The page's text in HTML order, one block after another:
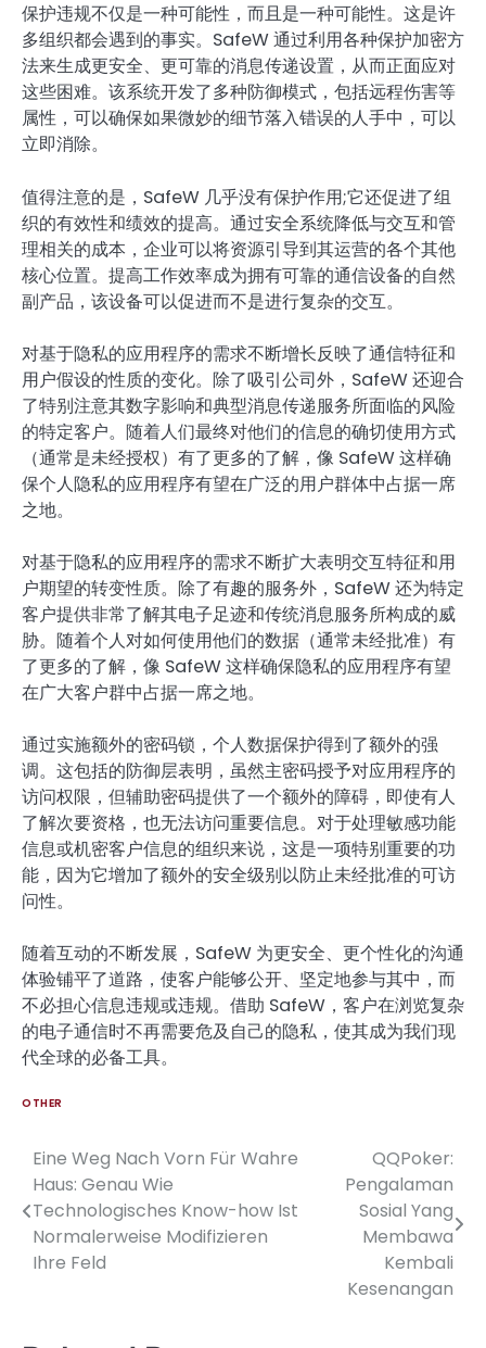
保护违规不仅是一种可能性，而且是一种可能性。这是许
多组织都会遇到的事实。SafeW 通过利用各种保护加密方
法来生成更安全、更可靠的消息传递设置，从而正面应对
这些困难。该系统开发了多种防御模式，包括远程伤害等
属性，可以确保如果微妙的细节落入错误的人手中，可以
立即消除。
值得注意的是，SafeW 几乎没有保护作用;它还促进了组
织的有效性和绩效的提高。通过安全系统降低与交互和管
理相关的成本，企业可以将资源引导到其运营的各个其他
核心位置。提高工作效率成为拥有可靠的通信设备的自然
副产品，该设备可以促进而不是进行复杂的交互。
对基于隐私的应用程序的需求不断增长反映了通信特征和
用户假设的性质的变化。除了吸引公司外，SafeW 还迎合
了特别注意其数字影响和典型消息传递服务所面临的风险
的特定客户。随着人们最终对他们的信息的确切使用方式
（通常是未经授权）有了更多的了解，像 SafeW 这样确
保个人隐私的应用程序有望在广泛的用户群体中占据一席
之地。
对基于隐私的应用程序的需求不断扩大表明交互特征和用
户期望的转变性质。除了有趣的服务外，SafeW 还为特定
客户提供非常了解其电子足迹和传统消息服务所构成的威
胁。随着个人对如何使用他们的数据（通常未经批准）有
了更多的了解，像 SafeW 这样确保隐私的应用程序有望
在广大客户群中占据一席之地。
通过实施额外的密码锁，个人数据保护得到了额外的强
调。这包括的防御层表明，虽然主密码授予对应用程序的
访问权限，但辅助密码提供了一个额外的障碍，即使有人
了解次要资格，也无法访问重要信息。对于处理敏感功能
信息或机密客户信息的组织来说，这是一项特别重要的功
能，因为它增加了额外的安全级别以防止未经批准的可访
问性。
随着互动的不断发展，SafeW 为更安全、更个性化的沟通
体验铺平了道路，使客户能够公开、坚定地参与其中，而
不必担心信息违规或违规。借助 SafeW，客户在浏览复杂
的电子通信时不再需要危及自己的隐私，使其成为我们现
代全球的必备工具。
OTHER
Post
navigation
Eine Weg Nach Vorn Für Wahre
Haus: Genau Wie
Technologisches Know-how Ist
Normalerweise Modifizieren
Ihre Feld
QQPoker:
Pengalaman
Sosial Yang
Membawa
Kembali
Kesenangan